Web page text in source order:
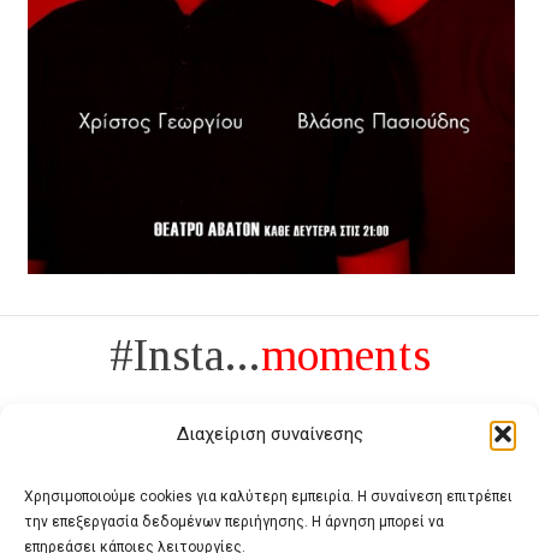
Διαχείριση συναίνεσης
Χρησιμοποιούμε cookies για καλύτερη εμπειρία. Η συναίνεση επιτρέπει
την επεξεργασία δεδομένων περιήγησης. Η άρνηση μπορεί να
επηρεάσει κάποιες λειτουργίες.
#Insta...moments
Πολυτέλεια δεν είναι το αντίθετο της ανέχειας, είναι το αντίθετο της